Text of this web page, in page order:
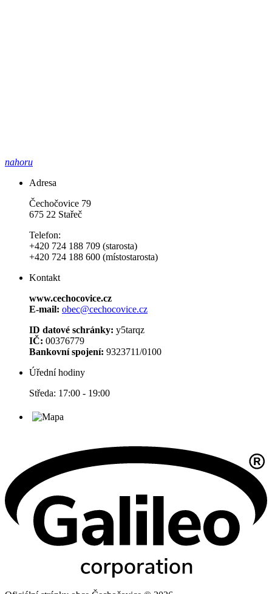
nahoru
Adresa
Čechočovice 79
675 22 Stařeč
Telefon:
+420 724 188 709 (starosta)
+420 724 188 600 (místostarosta)
Kontakt
www.cechocovice.cz
E-mail: obec@cechocovice.cz
ID datové schránky: y5tarqz
IČ: 00376779
Bankovní spojení: 9323711/0100
Úřední hodiny
Středa: 17:00 - 19:00